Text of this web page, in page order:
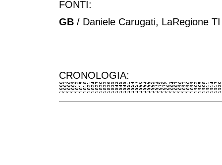
FONTI:
GB / Daniele Carugati, LaRegione
CRONOLOGIA: